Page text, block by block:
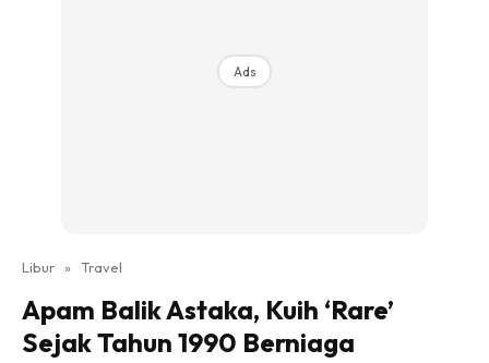
Ads
Libur » Travel
Apam Balik Astaka, Kuih ‘Rare’
Sejak Tahun 1990 Berniaga